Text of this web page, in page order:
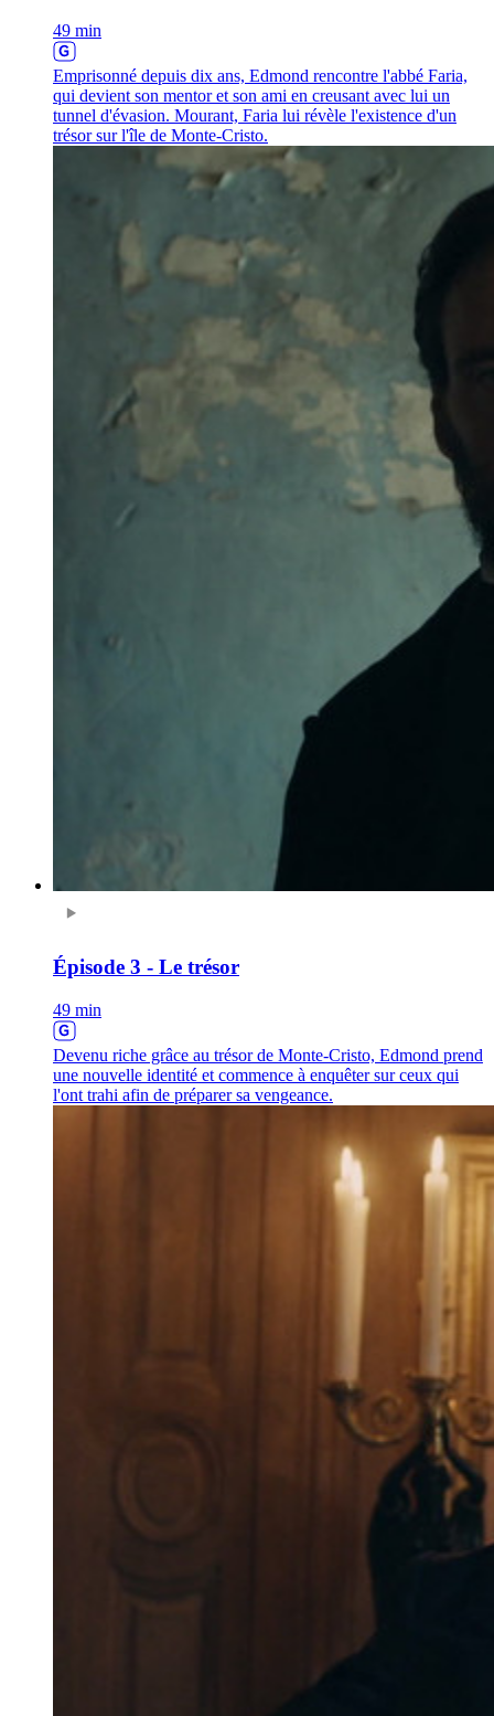
49 min
Emprisonné depuis dix ans, Edmond rencontre l'abbé Faria,
qui devient son mentor et son ami en creusant avec lui un
tunnel d'évasion. Mourant, Faria lui révèle l'existence d'un
trésor sur l'île de Monte-Cristo.
Épisode 3 - Le trésor
49 min
Devenu riche grâce au trésor de Monte-Cristo, Edmond prend
une nouvelle identité et commence à enquêter sur ceux qui
l'ont trahi afin de préparer sa vengeance.